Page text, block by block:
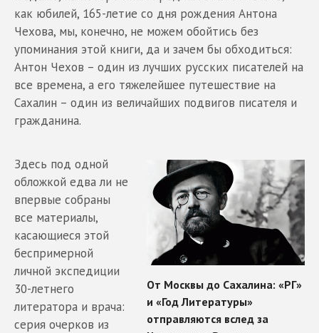
как юбилей, 165-летие со дня рождения Антона
Чехова, мы, конечно, не можем обойтись без
упоминания этой книги, да и зачем бы обходиться:
Антон Чехов – один из лучших русских писателей на
все времена, а его тяжелейшее путешествие на
Сахалин – один из величайших подвигов писателя и
гражданина.
Здесь под одной
обложкой едва ли не
впервые собраны
все материалы,
касающиеся этой
беспримерной
личной экспедиции
30-летнего
литератора и врача:
серия очерков из